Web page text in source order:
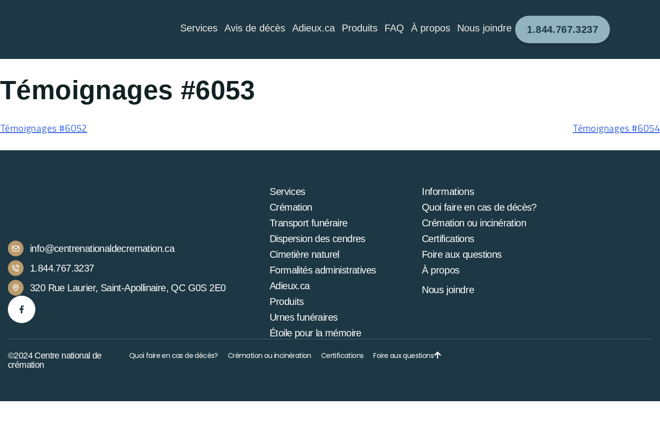
Services Avis de décès Adieux.ca Produits FAQ À propos Nous joindre 1.844.767.3237
Témoignages #6053
Témoignages #6052 Témoignages #6054
info@centrenationaldecremation.ca
1.844.767.3237
320 Rue Laurier, Saint-Apollinaire, QC G0S 2E0
Services
Crémation
Transport funéraire
Dispersion des cendres
Cimetière naturel
Formalités administratives
Adieux.ca
Produits
Urnes funéraires
Étoile pour la mémoire
Informations
Quoi faire en cas de décès?
Crémation ou incinération
Certifications
Foire aux questions
À propos
Nous joindre
©2024 Centre national de
crémation
Quoi faire en cas de décès? Crémation ou incinération Certifications Foire aux questions